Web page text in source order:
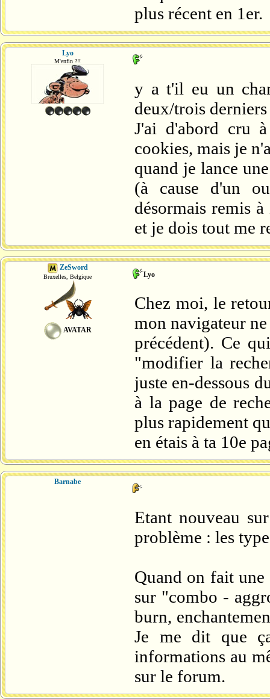
plus récent en 1er.
Lyo
M'enfin ?!!
y a t'il eu un
deux/trois
J'ai d'abord cru
cookies, mais je
quand je lance
(à cause d'un
désormais remis
et je dois tout me
ZeSword
Bruxelles, Belgique
AVATAR
Lyo
Chez moi, le
mon navigateur
précédent). Ce
"modifier la
juste en-dessous
à la page de
plus rapidement
en étais à ta 10e
Barnabe
Etant nouveau
problème : les
Quand on fait
sur "combo -
burn,
Je me dit que
informations au
sur le forum.